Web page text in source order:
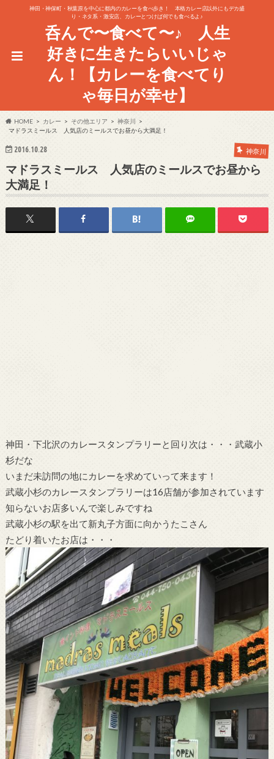
神田・神保町・秋葉原を中心に都内のカレーを食べ歩き！ 本格カレー店以外にもデカ盛
り・ネタ系・激安店、カレーとつけば何でも食べるよ♪
呑んで〜食べて〜♪ 人生
好きに生きたらいいじゃ
ん！【カレーを食べてり
ゃ毎日が幸せ】
HOME カレー その他エリア
神奈川
マドラスミールス 人気店のミールスでお昼から大満足！
2016.10.28 神奈川
マドラスミールス 人気店のミールスでお昼から
大満足！
神田・下北沢のカレースタンプラリーと回り次は・・・武蔵小
杉だな
いまだ未訪問の地にカレーを求めていって来ます！
武蔵小杉のカレースタンプラリーは16店舗が参加されています
知らないお店多いんで楽しみですね
武蔵小杉の駅を出て新丸子方面に向かうたこさん
たどり着いたお店は・・・